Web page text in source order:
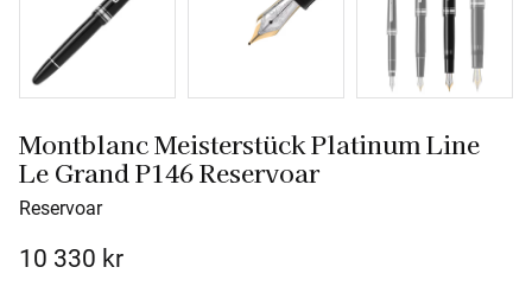
Montblanc Meisterstück Platinum Line
Le Grand P146 Reservoar
Reservoar
10 330 kr